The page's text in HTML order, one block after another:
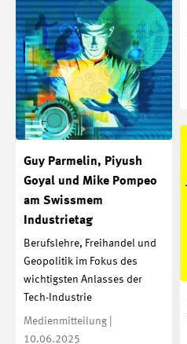
Guy Parmelin, Piyush
Goyal und Mike Pompeo
am Swissmem
Industrietag
Berufslehre, Freihandel und
Geopolitik im Fokus des
wichtigsten Anlasses der
Tech-Industrie
Medienmitteilung |
10.06.2025